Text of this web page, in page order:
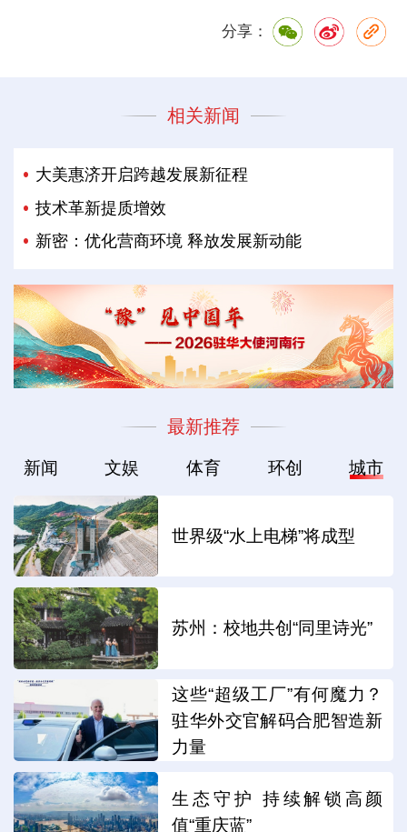
分享：
相关新闻
大美惠济开启跨越发展新征程
技术革新提质增效
新密：优化营商环境 释放发展新动能
最新推荐
新闻 文娱 体育 环创 城市
世界级“水上电梯”将成型
苏州：校地共创“同里诗光”
这些“超级工厂”有何魔力？
驻华外交官解码合肥智造新
力量
生态守护 持续解锁高颜
值“重庆蓝”